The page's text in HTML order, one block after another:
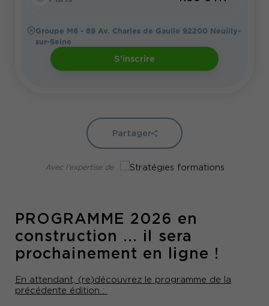
Groupe M6 - 89 Av. Charles de Gaulle 92200 Neuilly-
sur-Seine
S'inscrire
Partager
Avec l'expertise de
PROGRAMME 2026 en
construction ... il sera
prochainement en ligne !
En attendant, (re)découvrez le programme de la
précédente édition :